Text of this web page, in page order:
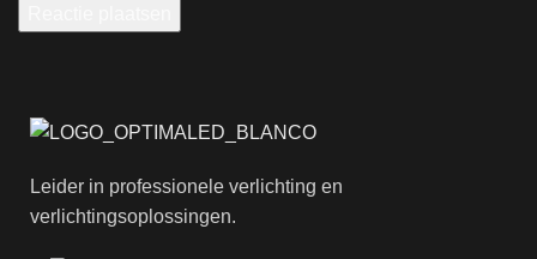
Leider in professionele verlichting en
verlichtingsoplossingen.